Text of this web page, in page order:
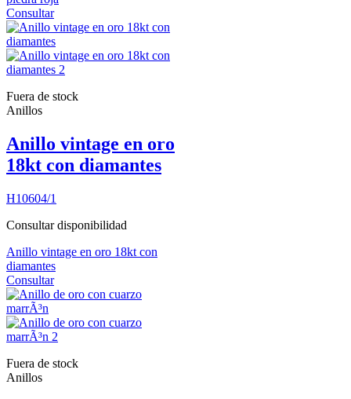
Consultar
Fuera de stock
Anillos
Anillo vintage en oro
18kt con diamantes
H10604/1
Consultar disponibilidad
Anillo vintage en oro 18kt con
diamantes
Consultar
Fuera de stock
Anillos